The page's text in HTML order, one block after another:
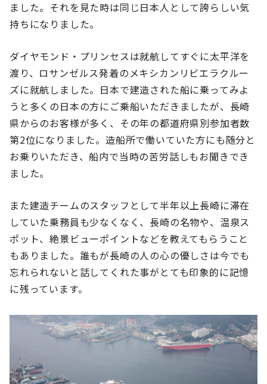
ました。それを見た時は同じ日本人として誇らしい気
持ちになりました。
ダイヤモンド・プリンセスは就航してすぐに太平洋を
渡り、ロサンゼルス発着のメキシカンリビエラクルー
ズに就航しました。日本で建造された船に乗ってみよ
うと多くの日本の方にご乗船いただきましたが、長崎
県からのお客様が多く、その年の都道府県別参加者数
第2位になりました。造船所で働いていた方にも随分と
お乗りいただき、船内で当時の苦労話しもお聞きでき
ました。
また建造チームのスタッフとして半年以上長崎に滞在
していた乗務員も少なくなく、長崎の名物や、温泉ス
ポット、絶景ビューポイントなどを教えてもらうこと
もありました。誰もが長崎の人の心の優しさは今でも
忘れられないと話してくれた事がとても印象的に記憶
に残っています。